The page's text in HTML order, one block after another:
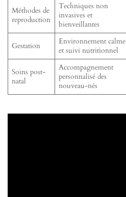
Méthodes de
reproduction
Techniques non
invasives et
bienveillantes
Gestation
Environnement calme
et suivi nutritionnel
Soins post-
natal
Accompagnement
personnalisé des
nouveau-nés